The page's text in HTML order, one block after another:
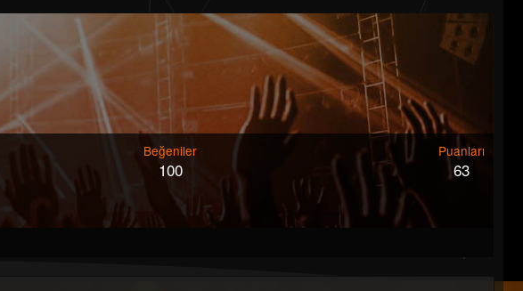
Beğeniler
100
Puanları
63